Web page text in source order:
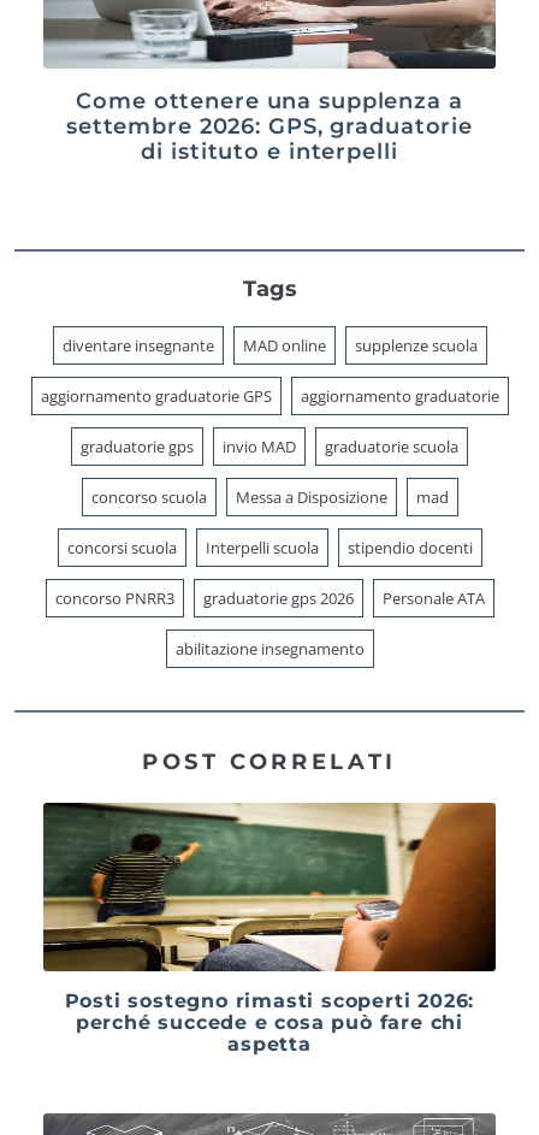
Come ottenere una supplenza a
settembre 2026: GPS, graduatorie
di istituto e interpelli
Tags
diventare insegnante MAD online supplenze scuola
aggiornamento graduatorie GPS aggiornamento graduatorie
graduatorie gps invio MAD graduatorie scuola
concorso scuola Messa a Disposizione mad
concorsi scuola Interpelli scuola stipendio docenti
concorso PNRR3 graduatorie gps 2026 Personale ATA
abilitazione insegnamento
POST CORRELATI
Posti sostegno rimasti scoperti 2026:
perché succede e cosa può fare chi
aspetta